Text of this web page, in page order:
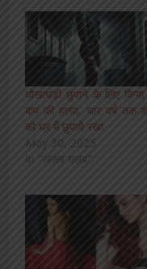
धोखाधड़ी छुपाने के लिए किया
बाप की हत्या, चार वर्ष तक
को घर में छुपाये रखा
May 30, 2025
In "अज़ब ग़ज़ब"